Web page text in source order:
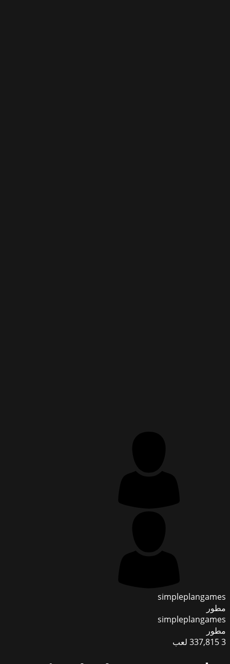
simpleplangames
مطور
simpleplangames
مطور
3
337,815 لعب